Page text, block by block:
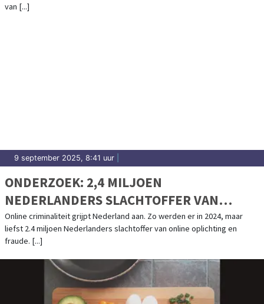
van [...]
9 september 2025, 8:41 uur
ONDERZOEK: 2,4 MILJOEN
NEDERLANDERS SLACHTOFFER VAN
ONLINE CRIMINALITEIT IN 2024
Online criminaliteit grijpt Nederland aan. Zo werden er in 2024, maar
liefst 2.4 miljoen Nederlanders slachtoffer van online oplichting en
fraude. [...]